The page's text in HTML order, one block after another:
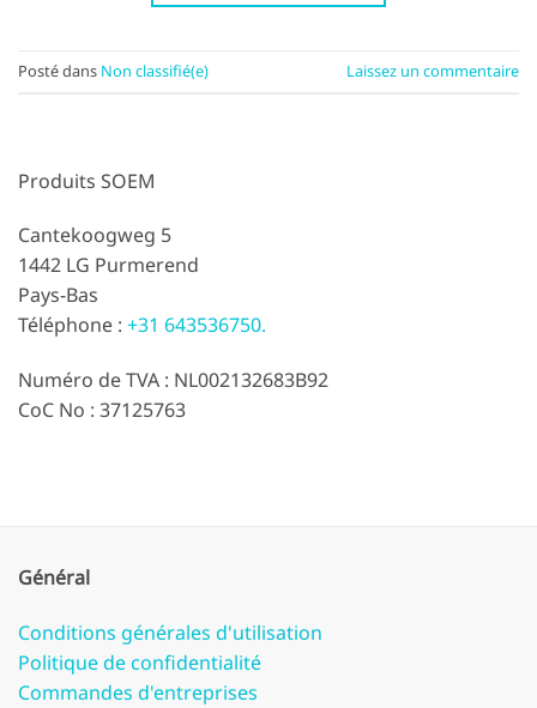
Posté dans Non classifié(e) Laissez un commentaire
Produits SOEM
Cantekoogweg 5
1442 LG Purmerend
Pays-Bas
Téléphone : +31 643536750.
Numéro de TVA : NL002132683B92
CoC No : 37125763
Général
Conditions générales d'utilisation
Politique de confidentialité
Commandes d'entreprises